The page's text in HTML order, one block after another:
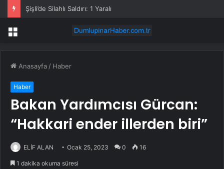
Şişli’de Silahlı Saldırı: 1 Yaralı
Menü
Anasayfa / Haber
Haber
Bakan Yardımcısı Gürcan:
“Hakkari ender illerden biri”
ELİF ALAN Ocak 25, 2023 0 16
1 dakika okuma süresi